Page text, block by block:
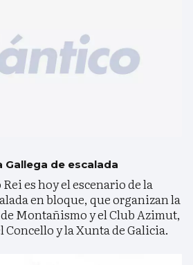
Gallega de escalada
es hoy el escenario de la
en bloque, que organizan la
Montañismo y el Club Azimut,
y la Xunta de Galicia.